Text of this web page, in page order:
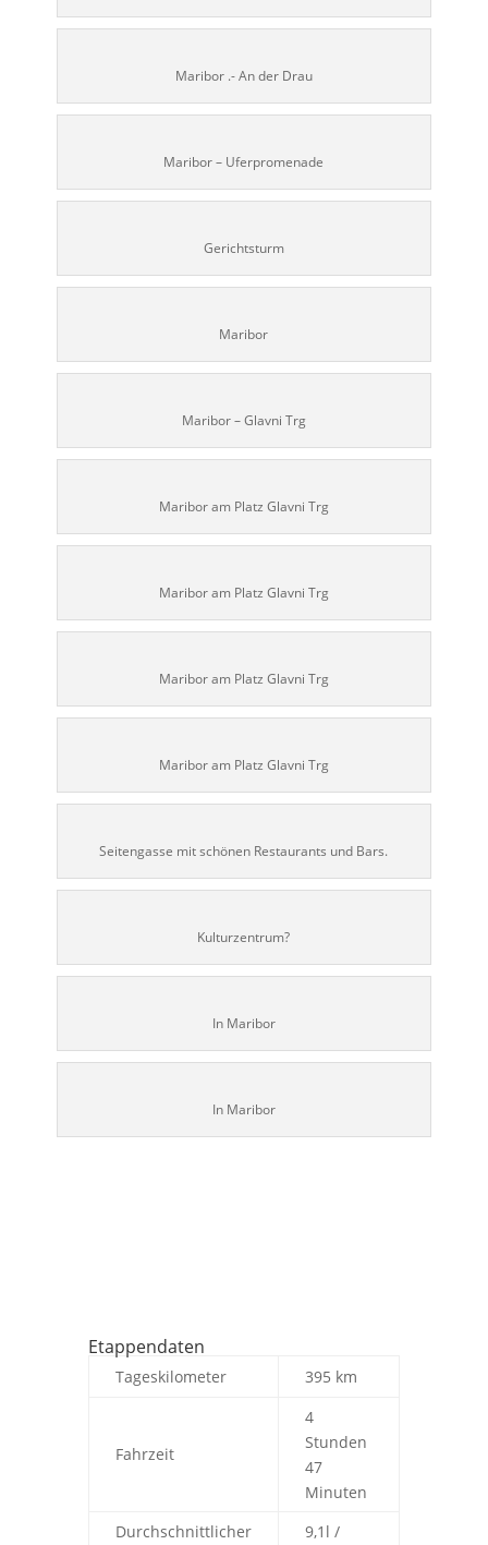
Maribor .- An der Drau
Maribor – Uferpromenade
Gerichtsturm
Maribor
Maribor – Glavni Trg
Maribor am Platz Glavni Trg
Maribor am Platz Glavni Trg
Maribor am Platz Glavni Trg
Maribor am Platz Glavni Trg
Seitengasse mit schönen Restaurants und Bars.
Kulturzentrum?
In Maribor
In Maribor
Etappendaten
Tageskilometer 395 km
Fahrzeit
4
Stunden
47
Minuten
Durchschnittlicher
9,1l /